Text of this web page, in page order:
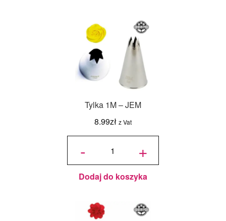
Tylka 1M – JEM
8.99zł z Vat
-
ilość
JEM +
Dodaj do koszyka